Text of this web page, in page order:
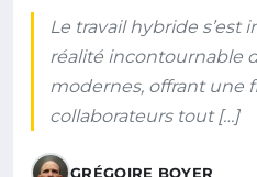
Le travail hybride
réalité incontournable
modernes, offrant une
collaborateurs tout […]
GRÉGOIRE BOYER